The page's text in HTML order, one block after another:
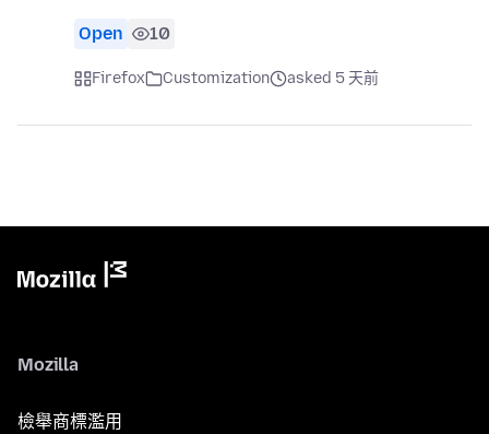
Open 10
Firefox Customization asked 5 天前
Mozilla
檢舉商標濫用